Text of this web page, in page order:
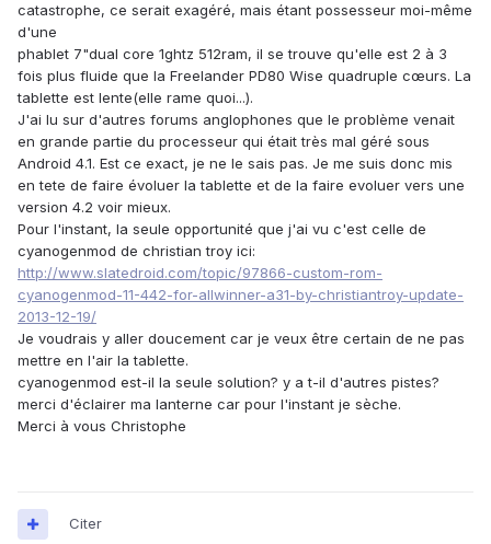
catastrophe, ce serait exagéré, mais étant possesseur moi-même
d'une
phablet 7"dual core 1ghtz 512ram, il se trouve qu'elle est 2 à 3
fois plus fluide que la Freelander PD80 Wise quadruple cœurs. La
tablette est lente(elle rame quoi...).
J'ai lu sur d'autres forums anglophones que le problème venait
en grande partie du processeur qui était très mal géré sous
Android 4.1. Est ce exact, je ne le sais pas. Je me suis donc mis
en tete de faire évoluer la tablette et de la faire evoluer vers une
version 4.2 voir mieux.
Pour l'instant, la seule opportunité que j'ai vu c'est celle de
cyanogenmod de christian troy ici:
http://www.slatedroid.com/topic/97866-custom-rom-
cyanogenmod-11-442-for-allwinner-a31-by-christiantroy-update-
2013-12-19/
Je voudrais y aller doucement car je veux être certain de ne pas
mettre en l'air la tablette.
cyanogenmod est-il la seule solution? y a t-il d'autres pistes?
merci d'éclairer ma lanterne car pour l'instant je sèche.
Merci à vous Christophe
Citer